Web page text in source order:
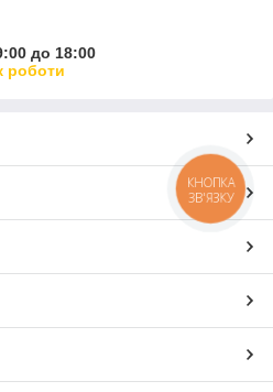
до 18:00
роботи
КНОПКА
ЗВ'ЯЗКУ